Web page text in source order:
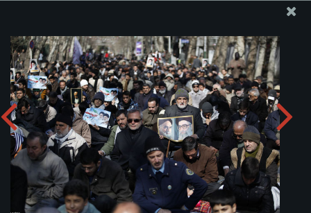
ارسال نامه
وجوهات
اقامه نماز جمعه به امامت رهبر معظم انقلاب اسلامی
دریافت آلبوم:zip